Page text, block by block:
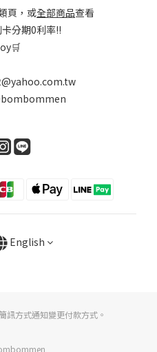
頁，或全部商品查看
分期0利率!!
English
訊方式通知變更付款方式。